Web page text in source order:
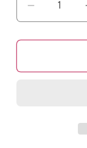
Réduire
la
quantité
Support